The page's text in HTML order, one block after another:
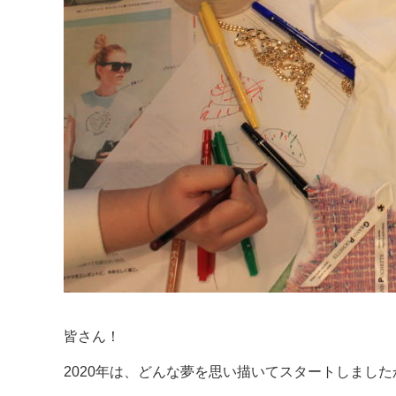
皆さん！
2020年は、どんな夢を思い描いてスタートしました